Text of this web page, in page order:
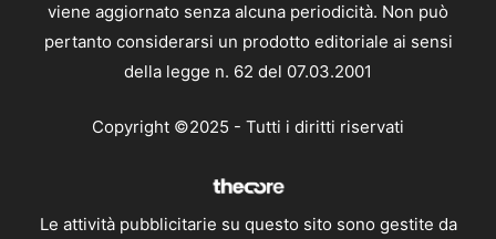
viene aggiornato senza alcuna periodicità. Non può
pertanto considerarsi un prodotto editoriale ai sensi
della legge n. 62 del 07.03.2001
Copyright ©2025 - Tutti i diritti riservati
Le attività pubblicitarie su questo sito sono gestite da